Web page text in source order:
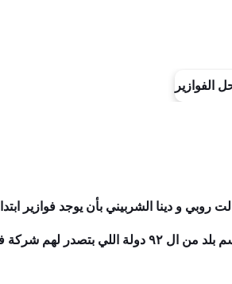
نهاية شهر مضان المبارك وهي عبارة عن كل يوم سؤال مختلف بالتلميحات عن